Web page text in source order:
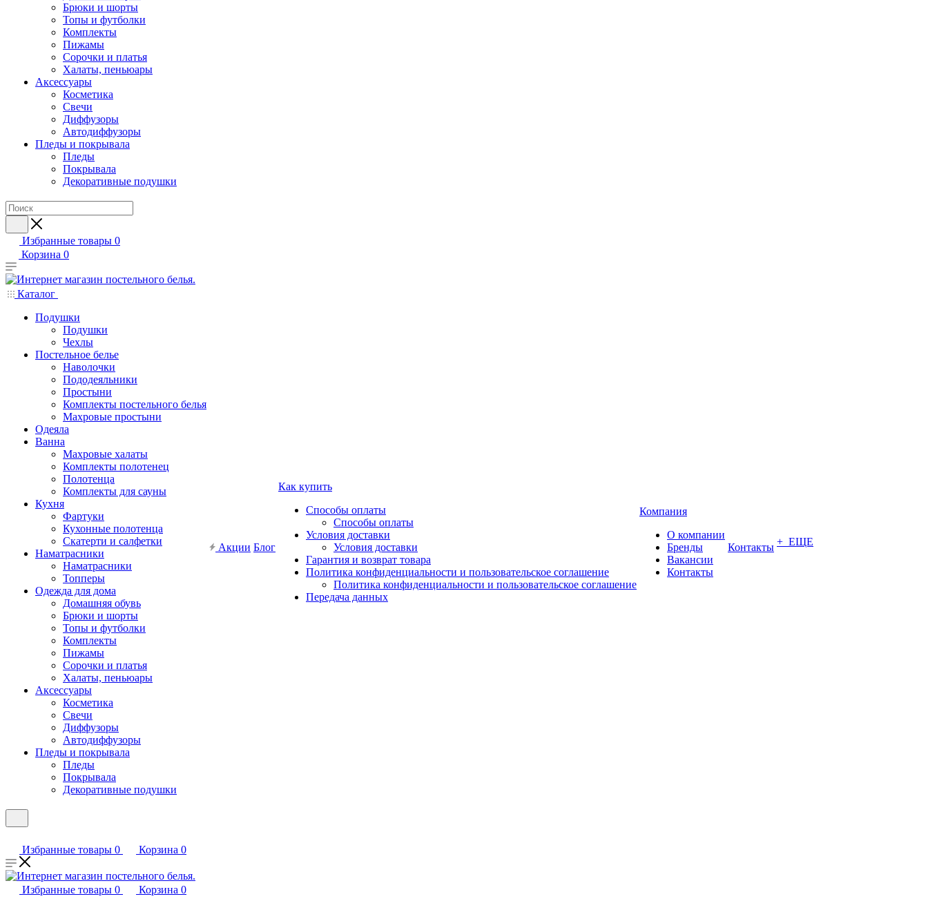
Брюки и шорты
Топы и футболки
Комплекты
Пижамы
Сорочки и платья
Халаты, пеньюары
Аксессуары
Косметика
Свечи
Диффузоры
Автодиффузоры
Пледы и покрывала
Пледы
Покрывала
Декоративные подушки
Избранные товары 0
Корзина 0
Каталог
Подушки
Подушки
Чехлы
Постельное белье
Наволочки
Пододеяльники
Простыни
Комплекты постельного белья
Махровые простыни
Одеяла
Ванна
Махровые халаты
Комплекты полотенец
Полотенца
Комплекты для сауны
Кухня
Фартуки
Кухонные полотенца
Скатерти и салфетки
Наматрасники
Наматрасники
Топперы
Одежда для дома
Домашняя обувь
Брюки и шорты
Топы и футболки
Комплекты
Пижамы
Сорочки и платья
Халаты, пеньюары
Аксессуары
Косметика
Свечи
Диффузоры
Автодиффузоры
Пледы и покрывала
Пледы
Покрывала
Декоративные подушки
Акции Блог
Как купить
Способы оплаты
Способы оплаты
Условия доставки
Условия доставки
Гарантия и возврат товара
Политика конфиденциальности и пользовательское соглашение
Политика конфиденциальности и пользовательское соглашение
Передача данных
Компания
О компании
Бренды
Вакансии
Контакты
Контакты + ЕЩЕ
Избранные товары 0 Корзина 0
Избранные товары 0 Корзина 0